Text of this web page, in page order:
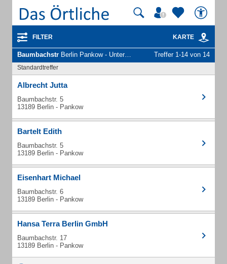
FILTER KARTE
Baumbachstr Berlin Pankow - Unternehmen und Personen Treffer 1-14 von 14
Standardtreffer
Albrecht Jutta
Baumbachstr. 5
13189 Berlin - Pankow
Bartelt Edith
Baumbachstr. 5
13189 Berlin - Pankow
Eisenhart Michael
Baumbachstr. 6
13189 Berlin - Pankow
Hansa Terra Berlin GmbH
Baumbachstr. 17
13189 Berlin - Pankow